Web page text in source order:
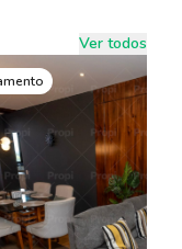
Ver todos